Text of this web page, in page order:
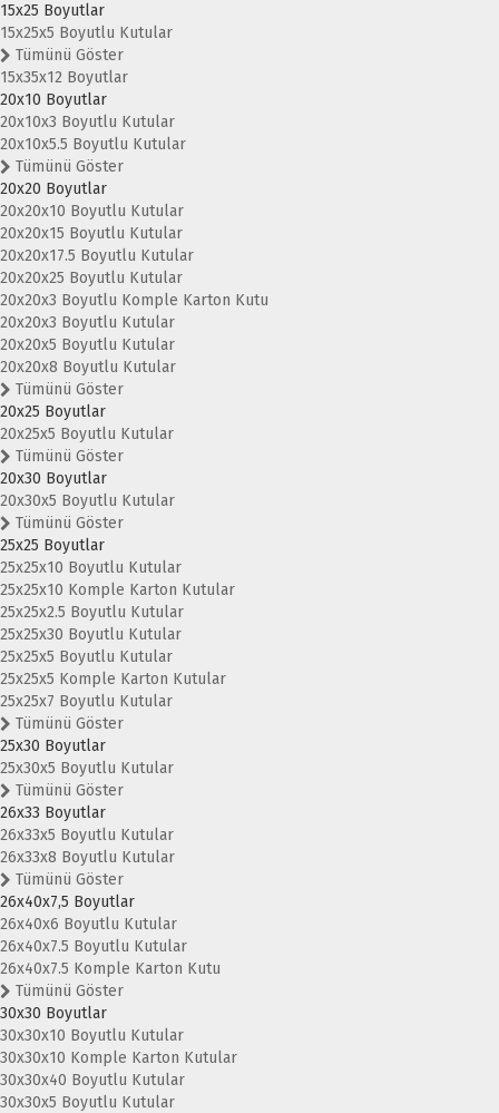
15x25 Boyutlar
15x25x5 Boyutlu Kutular
Tümünü Göster
15x35x12 Boyutlar
20x10 Boyutlar
20x10x3 Boyutlu Kutular
20x10x5.5 Boyutlu Kutular
Tümünü Göster
20x20 Boyutlar
20x20x10 Boyutlu Kutular
20x20x15 Boyutlu Kutular
20x20x17.5 Boyutlu Kutular
20x20x25 Boyutlu Kutular
20x20x3 Boyutlu Komple Karton Kutu
20x20x3 Boyutlu Kutular
20x20x5 Boyutlu Kutular
20x20x8 Boyutlu Kutular
Tümünü Göster
20x25 Boyutlar
20x25x5 Boyutlu Kutular
Tümünü Göster
20x30 Boyutlar
20x30x5 Boyutlu Kutular
Tümünü Göster
25x25 Boyutlar
25x25x10 Boyutlu Kutular
25x25x10 Komple Karton Kutular
25x25x2.5 Boyutlu Kutular
25x25x30 Boyutlu Kutular
25x25x5 Boyutlu Kutular
25x25x5 Komple Karton Kutular
25x25x7 Boyutlu Kutular
Tümünü Göster
25x30 Boyutlar
25x30x5 Boyutlu Kutular
Tümünü Göster
26x33 Boyutlar
26x33x5 Boyutlu Kutular
26x33x8 Boyutlu Kutular
Tümünü Göster
26x40x7,5 Boyutlar
26x40x6 Boyutlu Kutular
26x40x7.5 Boyutlu Kutular
26x40x7.5 Komple Karton Kutu
Tümünü Göster
30x30 Boyutlar
30x30x10 Boyutlu Kutular
30x30x10 Komple Karton Kutular
30x30x40 Boyutlu Kutular
30x30x5 Boyutlu Kutular